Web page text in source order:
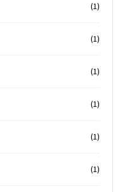
(1)
(1)
(1)
(1)
(1)
(1)